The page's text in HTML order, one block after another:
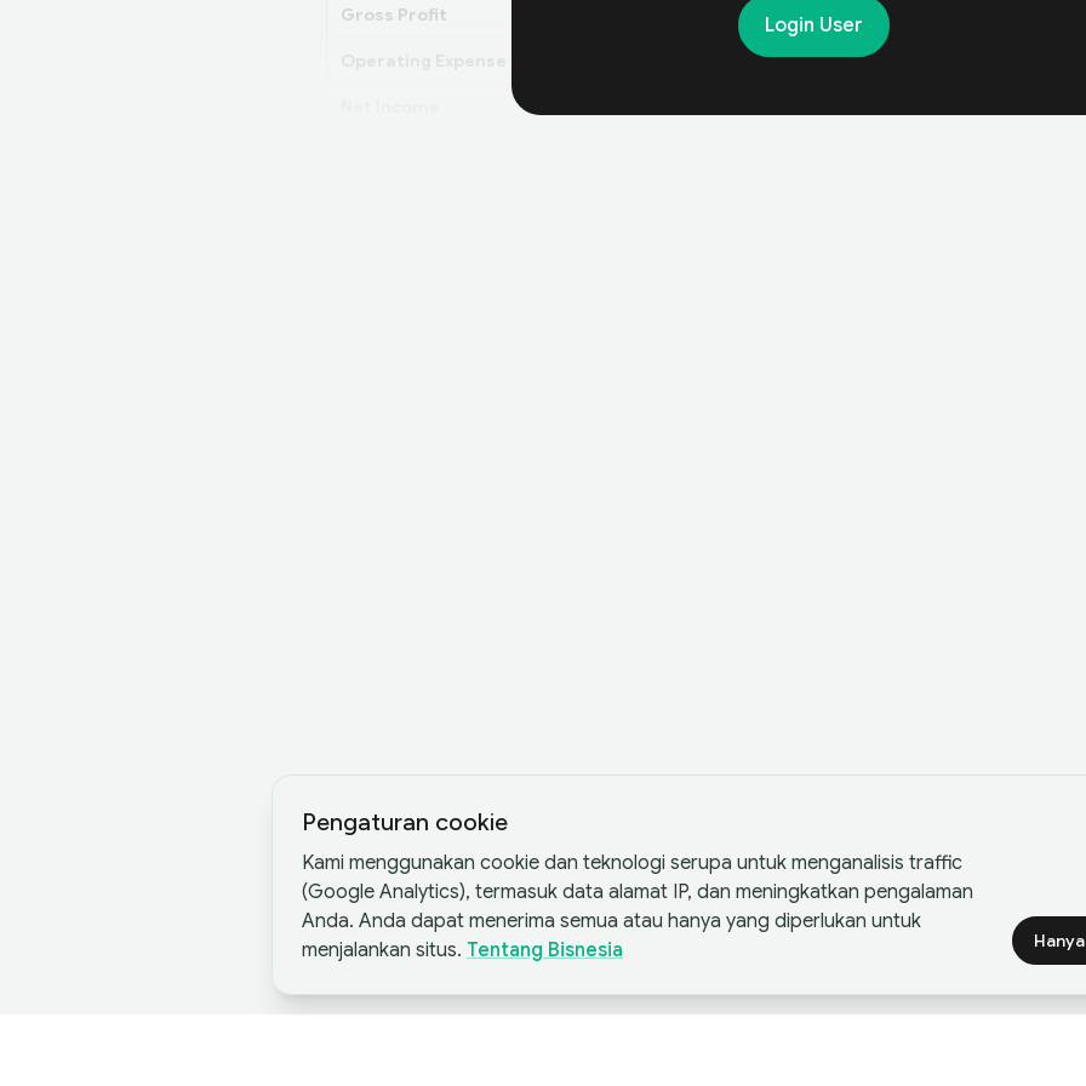
Gross Profit 740,320,000
310,150,000
Login User
Pengaturan cookie
Kami menggunakan cookie dan teknologi serupa untuk menganalisis traffic
(Google Analytics), termasuk data alamat IP, dan meningkatkan pengalaman
Anda. Anda dapat menerima semua atau hanya yang diperlukan untuk
menjalankan situs. Tentang Bisnesia